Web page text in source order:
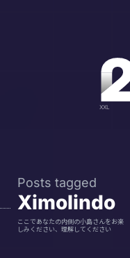
Posts tagged
Ximolindo
ここであなたの内側の小島さんをお楽
しみください、理解してください